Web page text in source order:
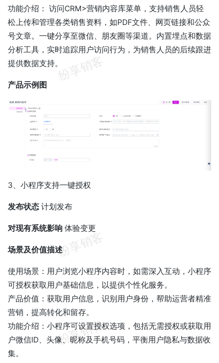
功能介绍： 访问CRM>营销内容库菜单，支持销售人员轻
松上传和管理各类销售资料，如PDF文件、网页链接和公众
号文章。一键分享至微信、朋友圈等渠道。内置埋点和数据
分析工具，实时追踪用户访问行为，为销售人员的后续跟进
提供数据支持。
产品示例图
3、小程序支持一键授权
发布状态 计划发布
对现有系统影响 体验变更
场景及价值描述
使用场景：用户浏览小程序内容时，如需深入互动，小程序
可授权获取用户基础信息，以提供个性化服务。
产品价值：获取用户信息，识别用户身份，帮助运营者精准
营销，提高转化和留存。
功能介绍：小程序可设置授权选项，包括无需授权或获取用
户微信ID、头像、昵称及手机号码，平衡用户隐私与数据收
集。